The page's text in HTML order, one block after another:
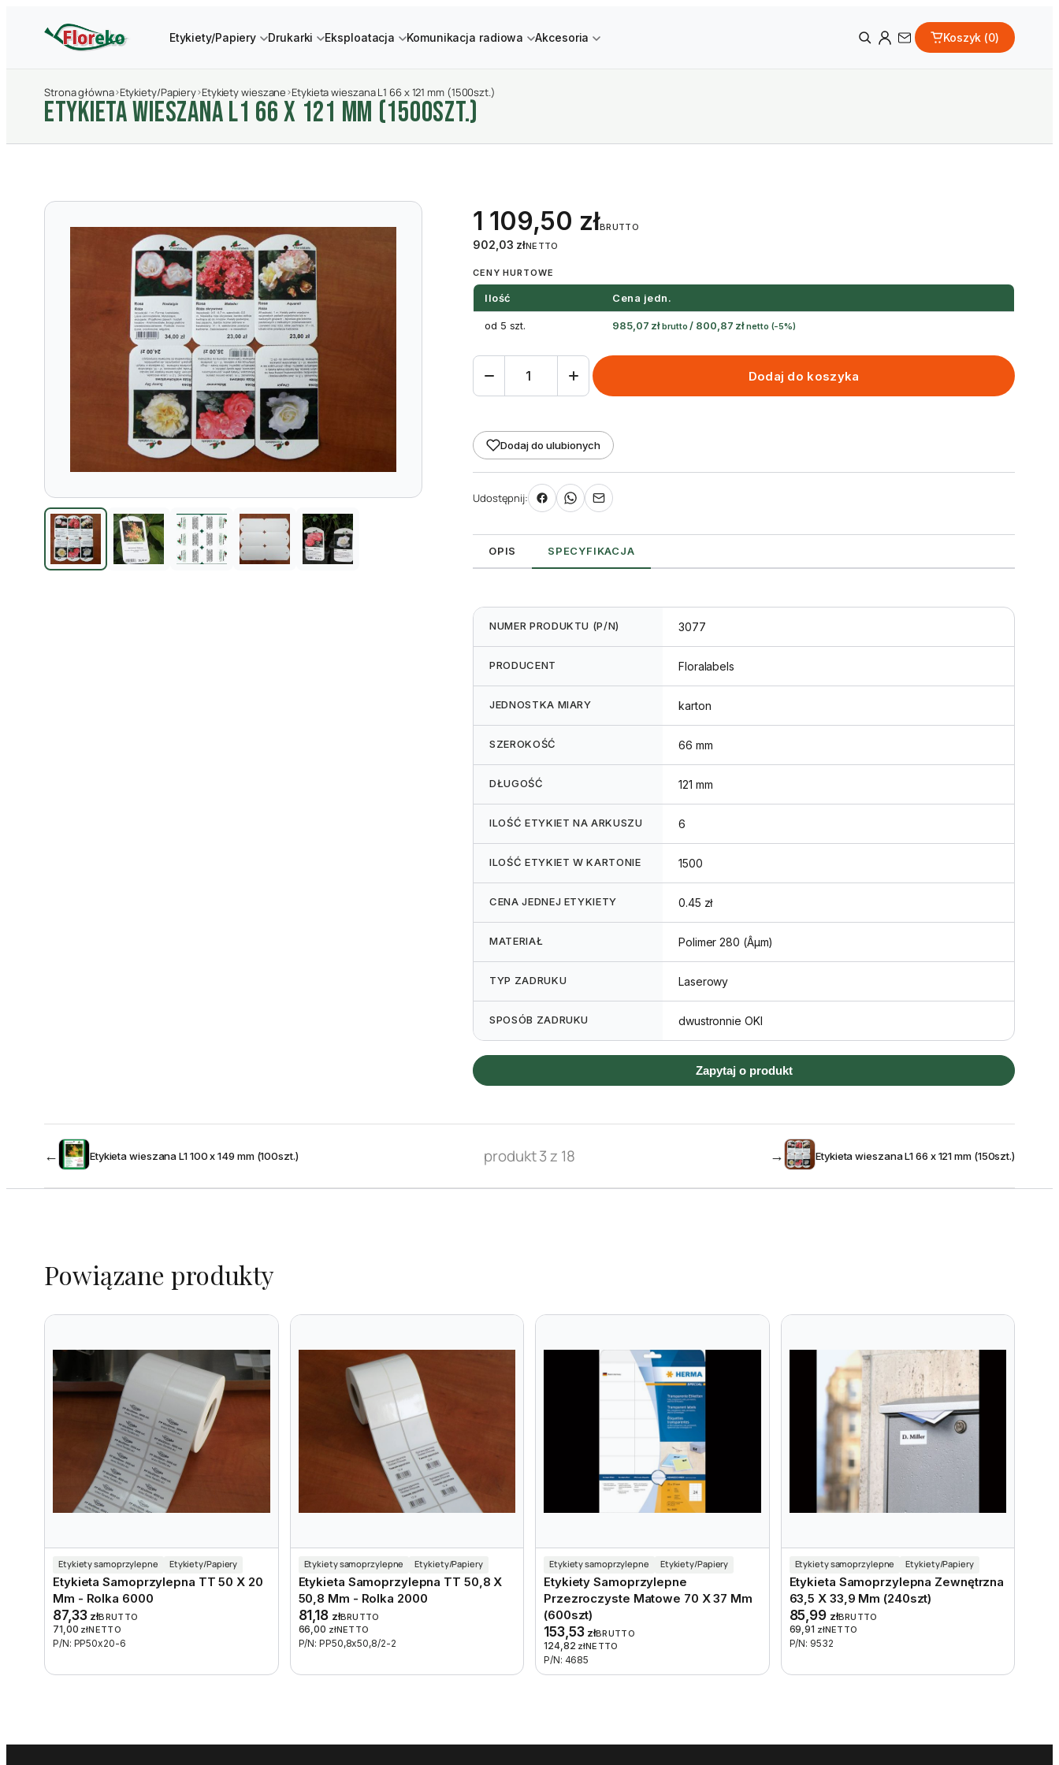
Etykiety/Papiery Drukarki Eksploatacja Komunikacja radiowa Akcesoria Koszyk (0)
Strona główna›Etykiety/Papiery›Etykiety wieszane›Etykieta wieszana L1 66 x 121 mm (1500szt.)
ETYKIETA WIESZANA L1 66 X 121 MM (1500SZT.)
1 109,50 złBRUTTO
902,03 złNETTO
CENY HURTOWE
Ilość Cena jedn.
od 5 szt. 985,07 zł brutto / 800,87 zł netto (-5%)
ilość
Etykieta
L1
66
121
mm
(1500szt.)
Dodaj do koszyka
Dodaj do ulubionych
Udostępnij:
OPIS SPECYFIKACJA
NUMER PRODUKTU (P/N) 3077
PRODUCENT Floralabels
JEDNOSTKA MIARY karton
SZEROKOŚĆ 66 mm
DŁUGOŚĆ 121 mm
ILOŚĆ ETYKIET NA ARKUSZU 6
ILOŚĆ ETYKIET W KARTONIE 1500
CENA JEDNEJ ETYKIETY 0.45 zł
MATERIAŁ Polimer 280 (Âµm)
TYP ZADRUKU Laserowy
SPOSÓB ZADRUKU dwustronnie OKI
Zapytaj o produkt
← Etykieta wieszana L1 100 x 149 mm (100szt.) produkt 3 z 18 Etykieta wieszana L1 66 x 121 mm (150szt.)
→
Powiązane produkty
Etykiety samoprzylepne Etykiety/Papiery
Etykieta Samoprzylepna TT 50 X 20
Mm - Rolka 6000
87,33 złBRUTTO
71,00 złNETTO
P/N: PP50x20-6
Etykiety samoprzylepne Etykiety/Papiery
Etykieta Samoprzylepna TT 50,8 X
50,8 Mm - Rolka 2000
81,18 złBRUTTO
66,00 złNETTO
P/N: PP50,8x50,8/2-2
Etykiety samoprzylepne Etykiety/Papiery
Etykiety Samoprzylepne
Przezroczyste Matowe 70 X 37 Mm
(600szt)
153,53 złBRUTTO
124,82 złNETTO
P/N: 4685
Etykiety samoprzylepne Etykiety/Papiery
Etykieta Samoprzylepna Zewnętrzna
63,5 X 33,9 Mm (240szt)
85,99 złBRUTTO
69,91 złNETTO
P/N: 9532